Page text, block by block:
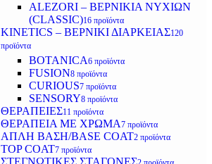
ALEZORI – ΒΕΡΝΙΚΙΑ ΝΥΧΙΩΝ
(CLASSIC)16 προϊόντα
KINETICS – ΒΕΡΝΙΚΙ ΔΙΑΡΚΕΙΑΣ120
προϊόντα
BOTANICA6 προϊόντα
FUSION8 προϊόντα
CURIOUS7 προϊόντα
SENSORY8 προϊόντα
ΘΕΡΑΠΕΙΕΣ11 προϊόντα
ΘΕΡΑΠΕΙΑ ΜΕ ΧΡΩΜΑ7 προϊόντα
ΑΠΛΗ ΒΑΣΗ/BASE COAT2 προϊόντα
TOP COAT7 προϊόντα
ΣΤΕΓΝΩΤΙΚΕΣ ΣΤΑΓΟΝΕΣ